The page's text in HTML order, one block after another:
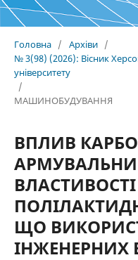
Головна / Архіви /
№ 3(98) (2026): Вісник
університету
/
МАШИНОБУДУВАННЯ
ВПЛИВ
ВЛАСТИВОСТІ
ЩО
ІНЖЕНЕРНИХ